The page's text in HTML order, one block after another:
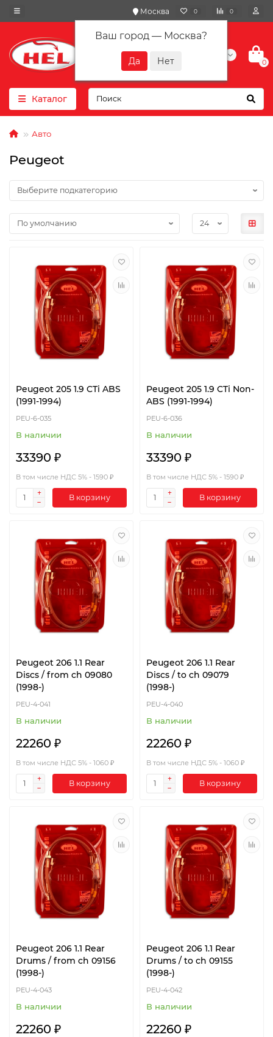
Москва
Ваш город — Москва?
0 0
+7(901) 417-10-01
0
Каталог
Авто
Peugeot
Peugeot 205 1.9 CTi ABS
(1991-1994)
PEU-6-035
В наличии
33390 ₽
В том числе НДС 5% - 1590 ₽
В корзину
Peugeot 205 1.9 CTi Non-
ABS (1991-1994)
PEU-6-036
В наличии
33390 ₽
В том числе НДС 5% - 1590 ₽
В корзину
Peugeot 206 1.1 Rear
Discs / from ch 09080
(1998-)
PEU-4-041
В наличии
22260 ₽
В том числе НДС 5% - 1060 ₽
В корзину
Peugeot 206 1.1 Rear
Discs / to ch 09079
(1998-)
PEU-4-040
В наличии
22260 ₽
В том числе НДС 5% - 1060 ₽
В корзину
Peugeot 206 1.1 Rear
Drums / from ch 09156
(1998-)
PEU-4-043
В наличии
22260 ₽
Peugeot 206 1.1 Rear
Drums / to ch 09155
(1998-)
PEU-4-042
В наличии
22260 ₽